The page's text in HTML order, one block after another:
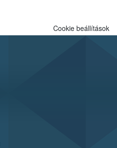
Cookie beállítások